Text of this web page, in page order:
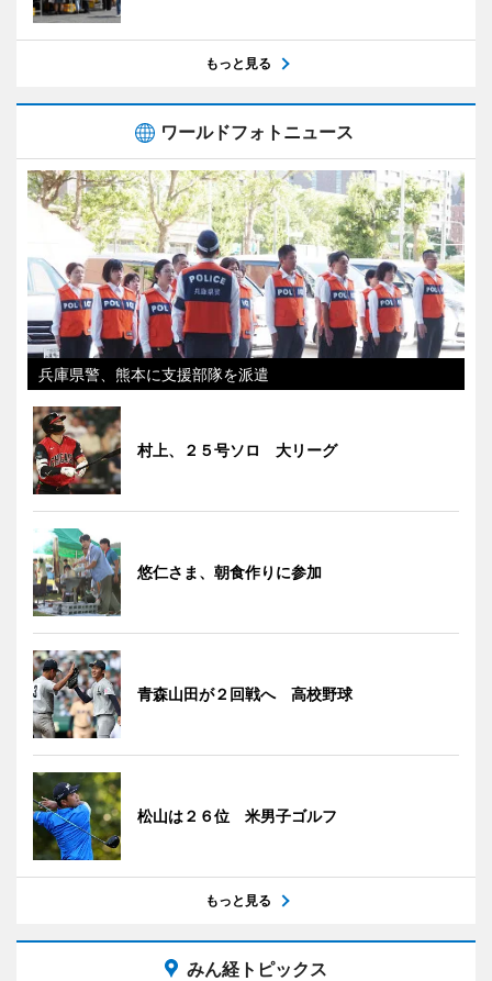
もっと見る
ワールドフォトニュース
兵庫県警、熊本に支援部隊を派遣
村上、２５号ソロ 大リーグ
悠仁さま、朝食作りに参加
青森山田が２回戦へ 高校野球
松山は２６位 米男子ゴルフ
もっと見る
みん経トピックス